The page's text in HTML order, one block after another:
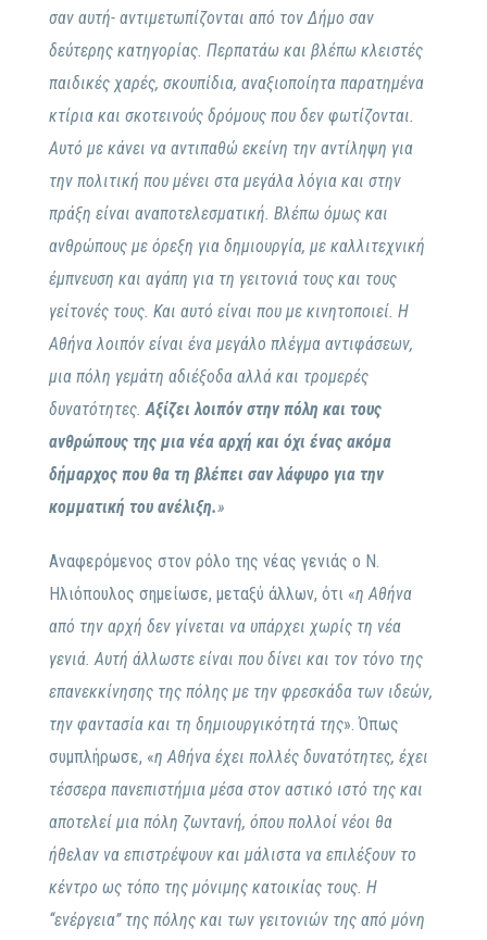
σαν αυτή- αντιμετωπίζονται από τον Δήμο σαν
δεύτερης κατηγορίας. Περπατάω και βλέπω κλειστές
παιδικές χαρές, σκουπίδια, αναξιοποίητα παρατημένα
κτίρια και σκοτεινούς δρόμους που δεν φωτίζονται.
Αυτό με κάνει να αντιπαθώ εκείνη την αντίληψη για
την πολιτική που μένει στα μεγάλα λόγια και στην
πράξη είναι αναποτελεσματική. Βλέπω όμως και
ανθρώπους με όρεξη για δημιουργία, με καλλιτεχνική
έμπνευση και αγάπη για τη γειτονιά τους και τους
γείτονές τους. Και αυτό είναι που με κινητοποιεί. Η
Αθήνα λοιπόν είναι ένα μεγάλο πλέγμα αντιφάσεων,
μια πόλη γεμάτη αδιέξοδα αλλά και τρομερές
δυνατότητες. Αξίζει λοιπόν στην πόλη και τους
ανθρώπους της μια νέα αρχή και όχι ένας ακόμα
δήμαρχος που θα τη βλέπει σαν λάφυρο για την
κομματική του ανέλιξη.»
Αναφερόμενος στον ρόλο της νέας γενιάς ο Ν.
Ηλιόπουλος σημείωσε, μεταξύ άλλων, ότι «η Αθήνα
από την αρχή δεν γίνεται να υπάρχει χωρίς τη νέα
γενιά. Αυτή άλλωστε είναι που δίνει και τον τόνο της
επανεκκίνησης της πόλης με την φρεσκάδα των ιδεών,
την φαντασία και τη δημιουργικότητά της». Όπως
συμπλήρωσε, «η Αθήνα έχει πολλές δυνατότητες, έχει
τέσσερα πανεπιστήμια μέσα στον αστικό ιστό της και
αποτελεί μια πόλη ζωντανή, όπου πολλοί νέοι θα
ήθελαν να επιστρέψουν και μάλιστα να επιλέξουν το
κέντρο ως τόπο της μόνιμης κατοικίας τους. Η
‘‘ενέργεια’’ της πόλης και των γειτονιών της από μόνη